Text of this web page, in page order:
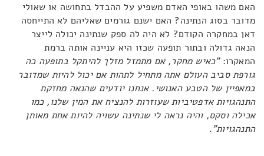
האם משהו באופי האדם משפיע על ההבדל בתחושה או שאולי
מדובר בסוג הנתינה? האם ישנם גורמים שאליהם לא התייחסה
דאן במחקרה הקודם? לא היה לה ספק שנתינה יכולה לייצר
הנאה גדולה ובתור תופעה שכזו היא עניינה אותה ברמת
המאקרו:"כאיש מחקר, אם מתמזל מזלך להיתקל בתופעה כה
גורפת סביב העולם אתה מתחיל לתהות אם יכול להיות שמדובר
במאפיין של הטבע האנושי. אנחנו יודעים שהנאה מחזקת
התנהגויות אדפטיביות שעוזרות להנציח את המין שלנו, כמו
אכילה וסקס, והיה נראה לי שנתינה עשויה להיות אחת מאותן
התנהגויות"
.